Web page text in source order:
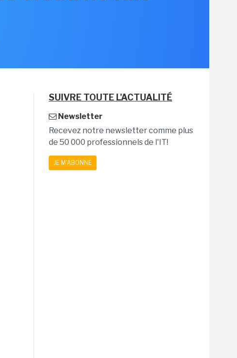
SUIVRE TOUTE L'ACTUALITÉ
Newsletter
Recevez notre newsletter comme plus
de 50 000 professionnels de l'IT!
JE M'ABONNE